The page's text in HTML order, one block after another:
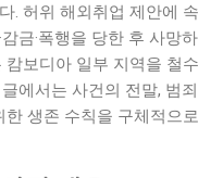
. 허위 해외취업 제안에 속
금·폭행을 당한 후 사망하
보디아 일부 지역을 철수
에서는 사건의 전말, 범죄
생존 수칙을 구체적으로